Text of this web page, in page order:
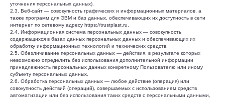
уточнения персональных данных).
2.3. Веб-сайт — совокупность графических и информационных материалов, а
также программ для ЭВМ и баз данных, обеспечивающих их доступность в сети
интернет по сетевому адресу https://trustplast.ru.
2.4. Информационная система персональных данных — совокупность
содержащихся в базах данных персональных данных и обеспечивающих их
обработку информационных технологий и технических средств.
2.5. Обезличивание персональных данных — действия, в результате которых
невозможно определить без использования дополнительной информации
принадлежность персональных данных конкретному Пользователю или иному
субъекту персональных данных.
2.6. Обработка персональных данных — любое действие (операция) или
совокупность действий (операций), совершаемых с использованием средств
автоматизации или без использования таких средств с персональными данными,